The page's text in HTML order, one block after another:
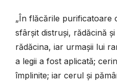
„În flăcările purificatoare
sfârșit distruși, rădăcină
rădăcina, iar urmașii lui
a legii a fost aplicată;
împlinite; iar cerul și